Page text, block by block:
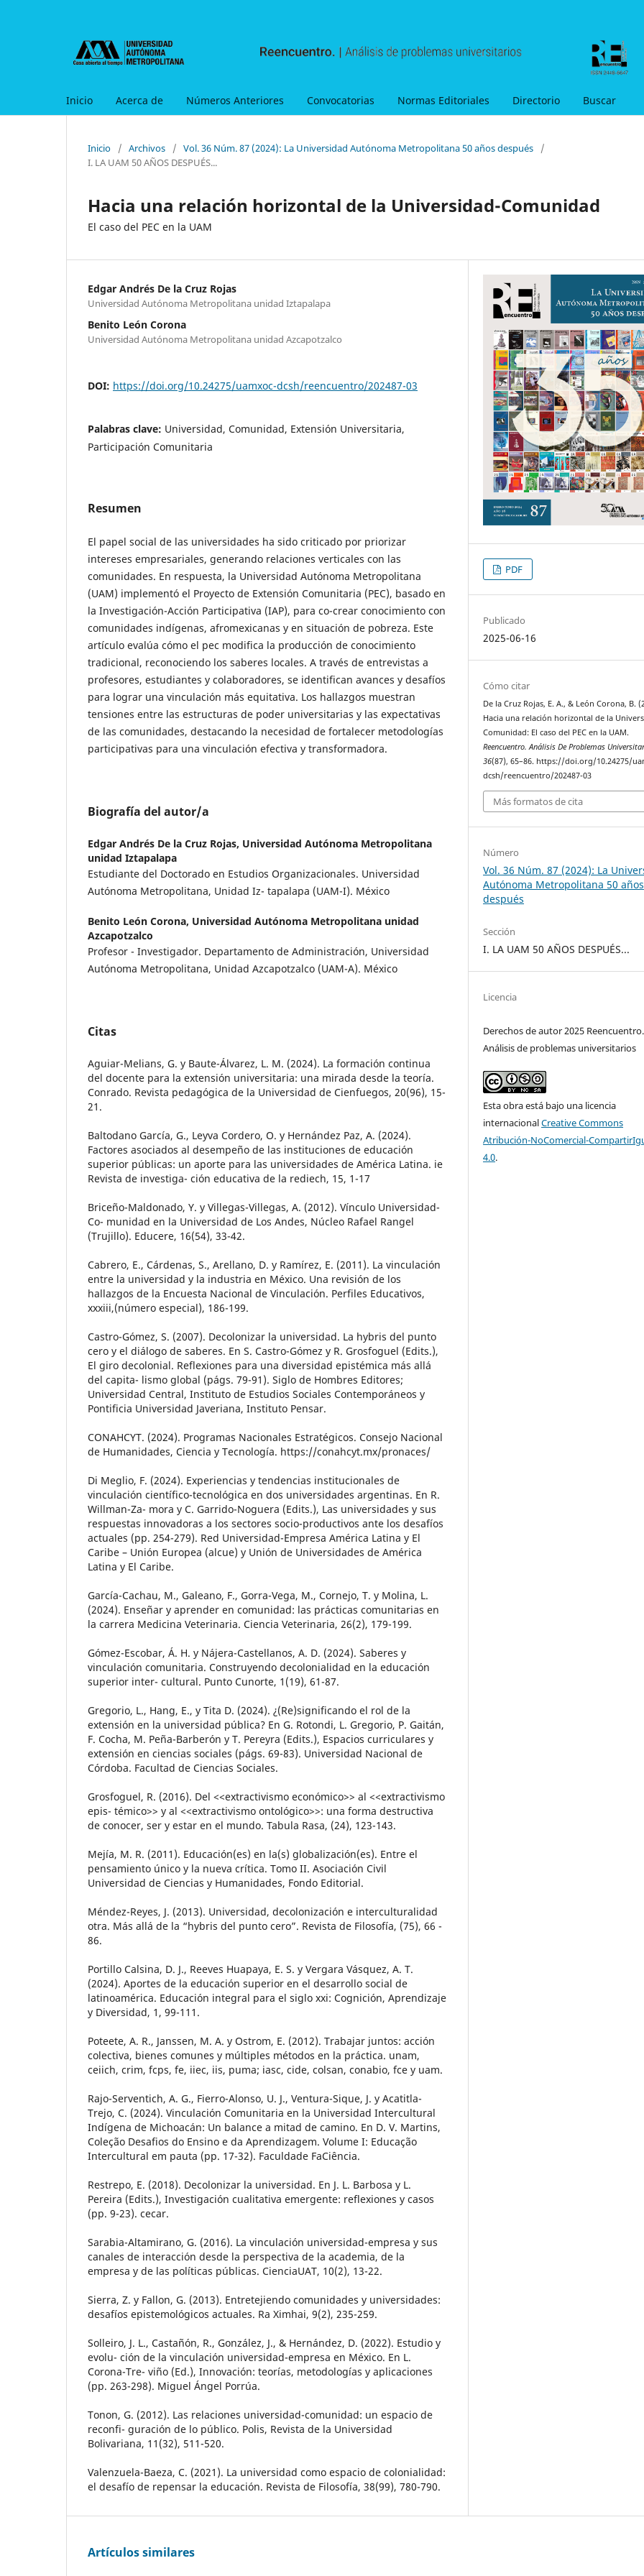
Inicio Acerca de Números Anteriores Convocatorias Normas Editoriales Directorio Buscar
Inicio / Archivos / Vol. 36 Núm. 87 (2024): La Universidad Autónoma Metropolitana 50 años después
/
I. LA UAM 50 AÑOS DESPUÉS...
Hacia una relación horizontal de la Universidad-Comunidad
El caso del PEC en la UAM
Edgar Andrés De la Cruz Rojas
Universidad Autónoma Metropolitana unidad Iztapalapa
Benito León Corona
Universidad Autónoma Metropolitana unidad Azcapotzalco
DOI: https://doi.org/10.24275/uamxoc-dcsh/reencuentro/202487-03
Palabras clave: Universidad, Comunidad, Extensión Universitaria,
Participación Comunitaria
Resumen
El papel social de las universidades ha sido criticado por priorizar
intereses empresariales, generando relaciones verticales con las
comunidades. En respuesta, la Universidad Autónoma Metropolitana
(UAM) implementó el Proyecto de Extensión Comunitaria (PEC), basado en
la Investigación-Acción Participativa (IAP), para co-crear conocimiento con
comunidades indígenas, afromexicanas y en situación de pobreza. Este
artículo evalúa cómo el pec modifica la producción de conocimiento
tradicional, reconociendo los saberes locales. A través de entrevistas a
profesores, estudiantes y colaboradores, se identifican avances y desafíos
para lograr una vinculación más equitativa. Los hallazgos muestran
tensiones entre las estructuras de poder universitarias y las expectativas
de las comunidades, destacando la necesidad de fortalecer metodologías
participativas para una vinculación efectiva y transformadora.
Biografía del autor/a
Edgar Andrés De la Cruz Rojas, Universidad Autónoma Metropolitana
unidad Iztapalapa
Estudiante del Doctorado en Estudios Organizacionales. Universidad
Autónoma Metropolitana, Unidad Iz- tapalapa (UAM-I). México
Benito León Corona, Universidad Autónoma Metropolitana unidad
Azcapotzalco
Profesor - Investigador. Departamento de Administración, Universidad
Autónoma Metropolitana, Unidad Azcapotzalco (UAM-A). México
Citas
Aguiar-Melians, G. y Baute-Álvarez, L. M. (2024). La formación continua
del docente para la extensión universitaria: una mirada desde la teoría.
Conrado. Revista pedagógica de la Universidad de Cienfuegos, 20(96), 15-
21.
Baltodano García, G., Leyva Cordero, O. y Hernández Paz, A. (2024).
Factores asociados al desempeño de las instituciones de educación
superior públicas: un aporte para las universidades de América Latina. ie
Revista de investiga- ción educativa de la rediech, 15, 1-17
Briceño-Maldonado, Y. y Villegas-Villegas, A. (2012). Vínculo Universidad-
Co- munidad en la Universidad de Los Andes, Núcleo Rafael Rangel
(Trujillo). Educere, 16(54), 33-42.
Cabrero, E., Cárdenas, S., Arellano, D. y Ramírez, E. (2011). La vinculación
entre la universidad y la industria en México. Una revisión de los
hallazgos de la Encuesta Nacional de Vinculación. Perfiles Educativos,
xxxiii,(número especial), 186-199.
Castro-Gómez, S. (2007). Decolonizar la universidad. La hybris del punto
cero y el diálogo de saberes. En S. Castro-Gómez y R. Grosfoguel (Edits.),
El giro decolonial. Reflexiones para una diversidad epistémica más allá
del capita- lismo global (págs. 79-91). Siglo de Hombres Editores;
Universidad Central, Instituto de Estudios Sociales Contemporáneos y
Pontificia Universidad Javeriana, Instituto Pensar.
CONAHCYT. (2024). Programas Nacionales Estratégicos. Consejo Nacional
de Humanidades, Ciencia y Tecnología. https://conahcyt.mx/pronaces/
Di Meglio, F. (2024). Experiencias y tendencias institucionales de
vinculación científico-tecnológica en dos universidades argentinas. En R.
Willman-Za- mora y C. Garrido-Noguera (Edits.), Las universidades y sus
respuestas innovadoras a los sectores socio-productivos ante los desafíos
actuales (pp. 254-279). Red Universidad-Empresa América Latina y El
Caribe – Unión Europea (alcue) y Unión de Universidades de América
Latina y El Caribe.
García-Cachau, M., Galeano, F., Gorra-Vega, M., Cornejo, T. y Molina, L.
(2024). Enseñar y aprender en comunidad: las prácticas comunitarias en
la carrera Medicina Veterinaria. Ciencia Veterinaria, 26(2), 179-199.
Gómez-Escobar, Á. H. y Nájera-Castellanos, A. D. (2024). Saberes y
vinculación comunitaria. Construyendo decolonialidad en la educación
superior inter- cultural. Punto Cunorte, 1(19), 61-87.
Gregorio, L., Hang, E., y Tita D. (2024). ¿(Re)significando el rol de la
extensión en la universidad pública? En G. Rotondi, L. Gregorio, P. Gaitán,
F. Cocha, M. Peña-Barberón y T. Pereyra (Edits.), Espacios curriculares y
extensión en ciencias sociales (págs. 69-83). Universidad Nacional de
Córdoba. Facultad de Ciencias Sociales.
Grosfoguel, R. (2016). Del <<extractivismo económico>> al <<extractivismo
epis- témico>> y al <<extractivismo ontológico>>: una forma destructiva
de conocer, ser y estar en el mundo. Tabula Rasa, (24), 123-143.
Mejía, M. R. (2011). Educación(es) en la(s) globalización(es). Entre el
pensamiento único y la nueva crítica. Tomo II. Asociación Civil
Universidad de Ciencias y Humanidades, Fondo Editorial.
Méndez-Reyes, J. (2013). Universidad, decolonización e interculturalidad
otra. Más allá de la “hybris del punto cero”. Revista de Filosofía, (75), 66 -
86.
Portillo Calsina, D. J., Reeves Huapaya, E. S. y Vergara Vásquez, A. T.
(2024). Aportes de la educación superior en el desarrollo social de
latinoamérica. Educación integral para el siglo xxi: Cognición, Aprendizaje
y Diversidad, 1, 99-111.
Poteete, A. R., Janssen, M. A. y Ostrom, E. (2012). Trabajar juntos: acción
colectiva, bienes comunes y múltiples métodos en la práctica. unam,
ceiich, crim, fcps, fe, iiec, iis, puma; iasc, cide, colsan, conabio, fce y uam.
Rajo-Serventich, A. G., Fierro-Alonso, U. J., Ventura-Sique, J. y Acatitla-
Trejo, C. (2024). Vinculación Comunitaria en la Universidad Intercultural
Indígena de Michoacán: Un balance a mitad de camino. En D. V. Martins,
Coleção Desafios do Ensino e da Aprendizagem. Volume I: Educação
Intercultural em pauta (pp. 17-32). Faculdade FaCiência.
Restrepo, E. (2018). Decolonizar la universidad. En J. L. Barbosa y L.
Pereira (Edits.), Investigación cualitativa emergente: reflexiones y casos
(pp. 9-23). cecar.
Sarabia-Altamirano, G. (2016). La vinculación universidad-empresa y sus
canales de interacción desde la perspectiva de la academia, de la
empresa y de las políticas públicas. CienciaUAT, 10(2), 13-22.
Sierra, Z. y Fallon, G. (2013). Entretejiendo comunidades y universidades:
desafíos epistemológicos actuales. Ra Ximhai, 9(2), 235-259.
Solleiro, J. L., Castañón, R., González, J., & Hernández, D. (2022). Estudio y
evolu- ción de la vinculación universidad-empresa en México. En L.
Corona-Tre- viño (Ed.), Innovación: teorías, metodologías y aplicaciones
(pp. 263-298). Miguel Ángel Porrúa.
Tonon, G. (2012). Las relaciones universidad-comunidad: un espacio de
reconfi- guración de lo público. Polis, Revista de la Universidad
Bolivariana, 11(32), 511-520.
Valenzuela-Baeza, C. (2021). La universidad como espacio de colonialidad:
el desafío de repensar la educación. Revista de Filosofía, 38(99), 780-790.
PDF
Publicado
2025-06-16
Cómo citar
De la Cruz Rojas, E. A., & León Corona, B.
Hacia una relación horizontal de la
Comunidad: El caso del PEC en la UAM.
Reencuentro. Análisis De Problemas
36(87), 65–86. https://doi.org/10.24275/
dcsh/reencuentro/202487-03
Más formatos de cita
Número
Vol. 36 Núm. 87 (2024): La
Autónoma Metropolitana 50 años
después
Sección
I. LA UAM 50 AÑOS DESPUÉS...
Licencia
Derechos de autor 2025 Reencuentro.
Análisis de problemas universitarios
Esta obra está bajo una licencia
internacionalCreative Commons
Atribución-NoComercial-
4.0.
Artículos similares